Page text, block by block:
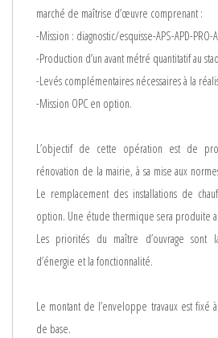
marché de maîtrise d’œuvre comprenant :
-Mission : diagnostic/esquisse-APS-APD-PRO-
-Production d’un avant métré quantitatif au
-Levés complémentaires nécessaires à la
-Mission OPC en option.
L’objectif de cette opération est de
rénovation de la mairie, à sa mise aux
Le remplacement des installations de
option. Une étude thermique sera produite
Les priorités du maître d’ouvrage sont
d’énergie et la fonctionnalité.
Le montant de l’enveloppe travaux est fixé
de base.